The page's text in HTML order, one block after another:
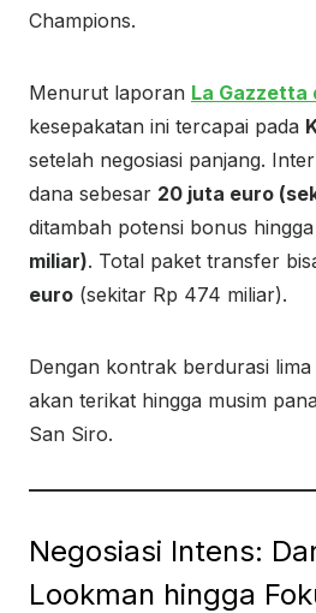
Champions.
Menurut laporan La Gazzetta
kesepakatan ini tercapai pada
setelah negosiasi panjang.
dana sebesar 20 juta euro
ditambah potensi bonus hingga
miliar). Total paket transfer
euro (sekitar Rp 474 miliar).
Dengan kontrak berdurasi
akan terikat hingga musim
San Siro.
Negosiasi Intens:
Lookman hingga